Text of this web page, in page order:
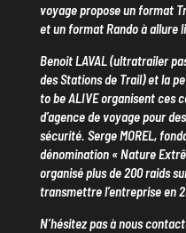
voyage propose un format
et un format Rando à allure
Benoit LAVAL (ultratrailer
des Stations de Trail) et la
to be ALIVE organisent ces
d’agence de voyage pour
sécurité. Serge MOREL,
dénomination « Nature
organisé plus de 200 raids
transmettre l’entreprise en
N’hésitez pas à nous